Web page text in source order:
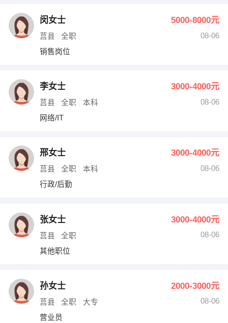
闵女士 5000-8000元
莒县 全职
08-06
销售岗位
李女士 3000-4000元
莒县 全职 本科
08-06
网络/IT
邢女士 3000-4000元
莒县 全职 本科
08-06
行政/后勤
张女士 3000-4000元
莒县 全职
08-06
其他职位
孙女士 2000-3000元
莒县 全职 大专
08-06
营业员